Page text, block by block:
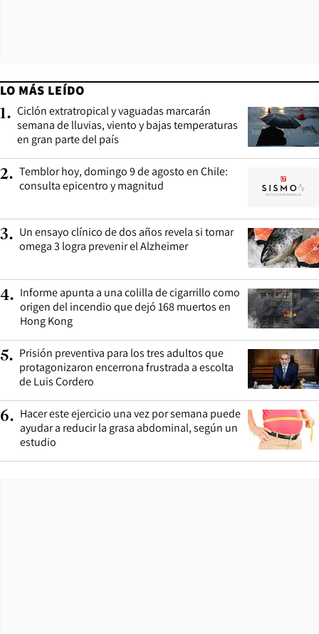
LO MÁS LEÍDO
1. Ciclón extratropical y vaguadas marcarán
semana de lluvias, viento y bajas temperaturas
en gran parte del país
2. Temblor hoy, domingo 9 de agosto en Chile:
consulta epicentro y magnitud
3. Un ensayo clínico de dos años revela si tomar
omega 3 logra prevenir el Alzheimer
4. Informe apunta a una colilla de cigarrillo como
origen del incendio que dejó 168 muertos en
Hong Kong
5. Prisión preventiva para los tres adultos que
protagonizaron encerrona frustrada a escolta
de Luis Cordero
6. Hacer este ejercicio una vez por semana puede
ayudar a reducir la grasa abdominal, según un
estudio